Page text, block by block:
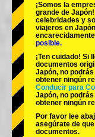
Tokyo Shibuya
Tokyo Asakusa
¡Somos la
grande de
celebridades y
viajeros en
encarecidamente
posible.
¡Ten cuidado! Si
documentos
Japón, no
obtener ningún
Conducir para
Japón, no
obtener ningún
Por favor lee
asegúrate de
documentos.